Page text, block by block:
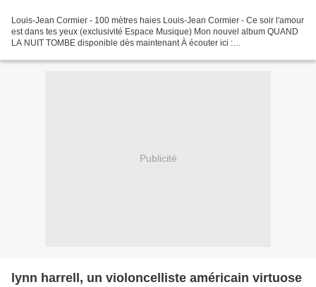
Louis-Jean Cormier - 100 mètres haies Louis-Jean Cormier - Ce soir l'amour
est dans tes yeux (exclusivité Espace Musique) Mon nouvel album QUAND
LA NUIT TOMBE disponible dès maintenant À écouter ici :
Publicité
lynn harrell, un violoncelliste américain virtuose